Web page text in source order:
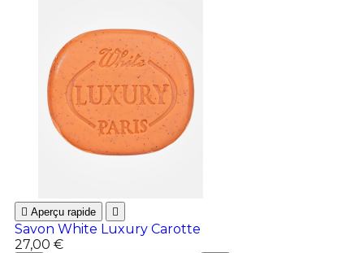
 Aperçu rapide 
Savon White Luxury Carotte
27,00 €